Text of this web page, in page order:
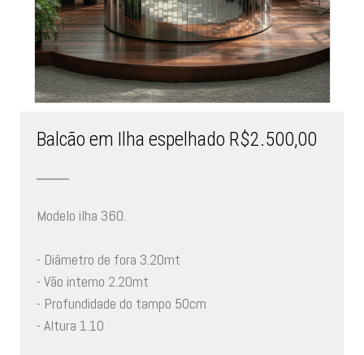
Balcão em Ilha espelhado R$2.500,00
Modelo ilha 360.
- Diâmetro de fora 3.20mt
- Vão interno 2.20mt
- Profundidade do tampo 50cm
- Altura 1.10